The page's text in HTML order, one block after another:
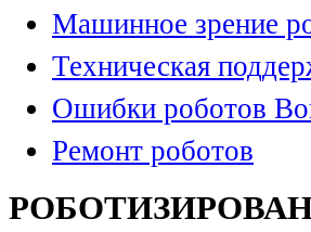
Машинное зрение
Техническая
Ошибки роботов
Ремонт роботов